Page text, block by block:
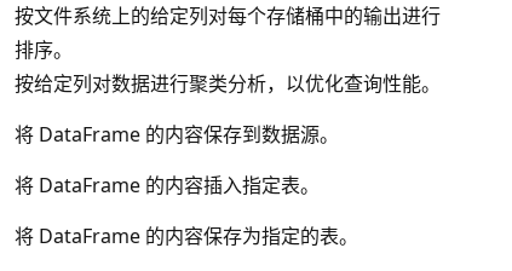
按文件系统上的给定列对每个存储桶中的输出进行
排序。
按给定列对数据进行聚类分析，以优化查询性能。
将 DataFrame 的内容保存到数据源。
将 DataFrame 的内容插入指定表。
将 DataFrame 的内容保存为指定的表。